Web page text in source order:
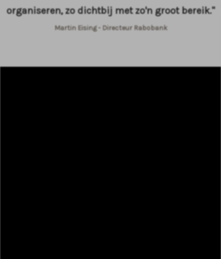
organiseren, zo dichtbij met zo'n groot bereik."
Martin Eising - Directeur Rabobank